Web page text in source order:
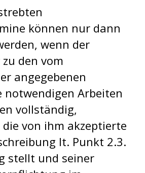
können nur dann
wenn der
den vom
angegebenen
notwendigen Arbeiten
vollständig,
die von ihm akzeptierte
lt. Punkt 2.3.
stellt und seiner